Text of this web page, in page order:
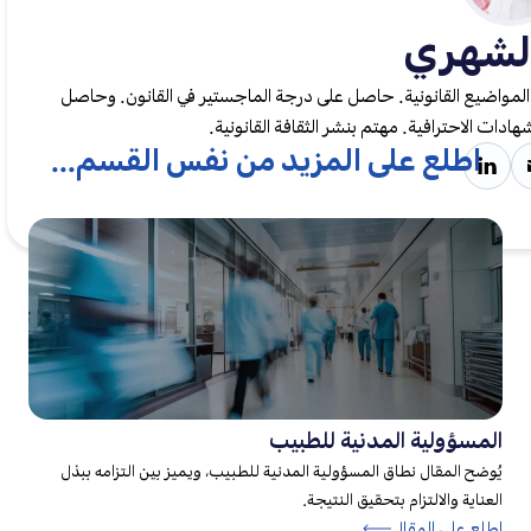
القانونية. حاصل على درجة الماجستير في القانون. وحاصل
الاحترافية. مهتم بنشر الثقافة القانونية.
اطلع على المزيد من نفس القسم...
المسؤولية المدنية للطبيب
يُوضح المقال نطاق المسؤولية المدنية للطبيب، ويميز بين التزامه ببذل
العناية والالتزام بتحقيق النتيجة.